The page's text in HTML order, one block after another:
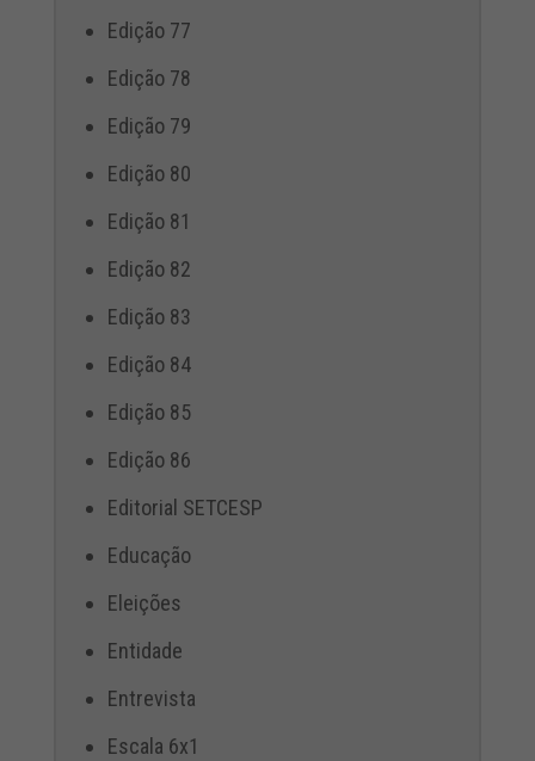
Edição 77
Edição 78
Edição 79
Edição 80
Edição 81
Edição 82
Edição 83
Edição 84
Edição 85
Edição 86
Editorial SETCESP
Educação
Eleições
Entidade
Entrevista
Escala 6x1